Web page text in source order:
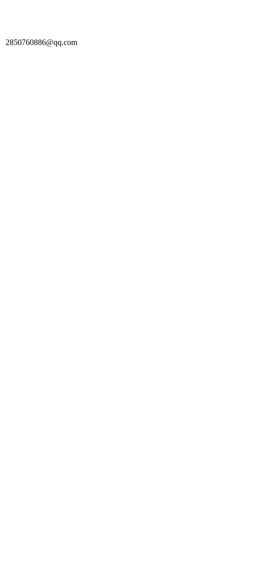
2850760886@qq.com